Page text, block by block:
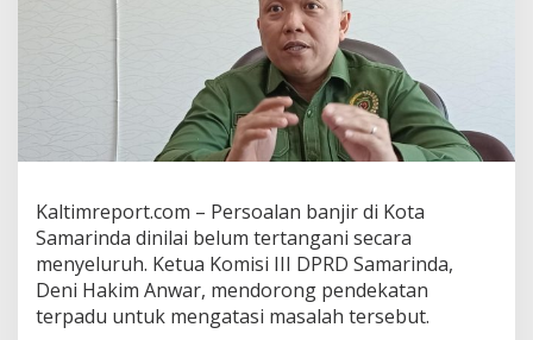
I
I
:
P
e
n
a
n
n
a
n
B
a
n
Kaltimreport.com – Persoalan banjir di Kota
Samarinda dinilai belum tertangani secara
menyeluruh. Ketua Komisi III DPRD Samarinda,
Deni Hakim Anwar, mendorong pendekatan
terpadu untuk mengatasi masalah tersebut.